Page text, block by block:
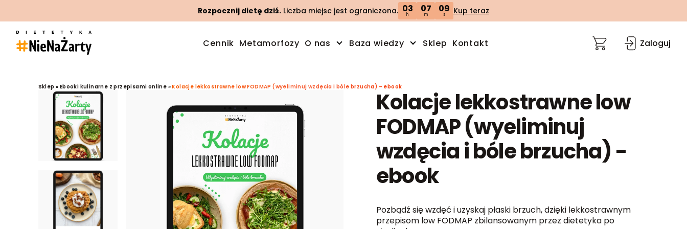
Rozpocznij dietę dziś. Liczba miejsc jest ograniczona. 03
h
07
m
07
s Kup teraz
Cennik Metamorfozy O nas Baza wiedzy Sklep Kontakt Zaloguj
Sklep » Ebooki kulinarne z przepisami online »Kolacje lekkostrawne low FODMAP (wyeliminuj wzdęcia i bóle brzucha) – ebook
Kolacje lekkostrawne low
FODMAP (wyeliminuj
wzdęcia i bóle brzucha) -
ebook
Pozbądź się wzdęć i uzyskaj płaski brzuch, dzięki lekkostrawnym
przepisom low FODMAP zbilansowanym przez dietetyka po